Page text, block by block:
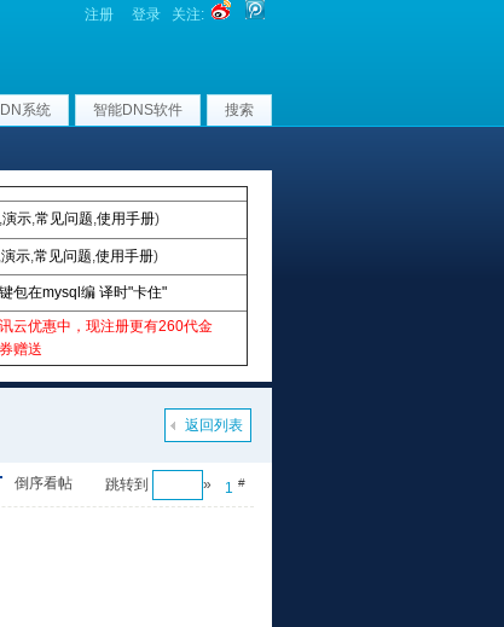
注册 登录 关注:
系统 智能DNS软件 搜索
,演示,常见问题,使用手册)
,演示,常见问题,使用手册)
包在mysql编 译时"卡住"
云优惠中，现注册更有260代金
赠送
返回列表
1 #
跳转到 »
倒序看帖